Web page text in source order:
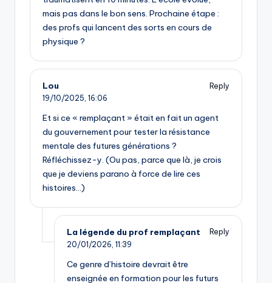
mais pas dans le bon sens. Prochaine étape :
des profs qui lancent des sorts en cours de
physique ?
Lou
Reply
19/10/2025, 16:06
Et si ce « remplaçant » était en fait un agent
du gouvernement pour tester la résistance
mentale des futures générations ?
Réfléchissez-y. (Ou pas, parce que là, je crois
que je deviens parano à force de lire ces
histoires…)
La légende du prof remplaçant
Reply
20/01/2026, 11:39
Ce genre d’histoire devrait être
enseignée en formation pour les futurs